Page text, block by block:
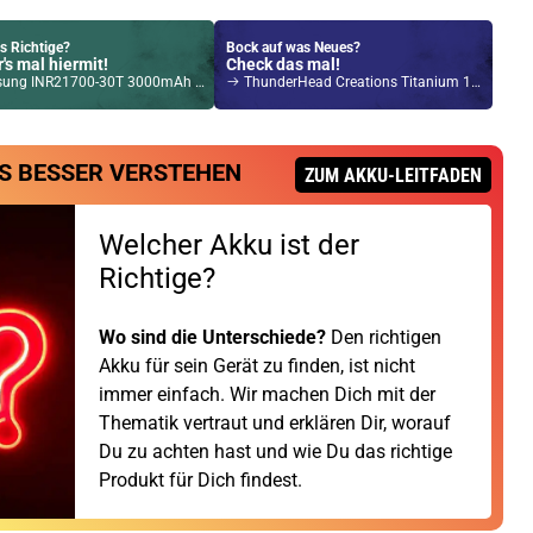
Richtige?
mal hiermit!
INR21700-30T 3000mAh 35A Li-Ion Akku
Bock auf was Neues?
Check das mal!
ThunderHead Creations Titanium 145mm Rod Wire Wickeldraht 20er Pack 28GA
Magico 6,5ml Pod Rot
BESSER VERSTEHEN ZUM AKKU-LEITFADEN
Welcher Akku ist der
Richtige?
Wo sind die Unterschiede?Den richtigen
Akku für sein Gerät zu finden, ist nicht
immer einfach. Wir machen Dich mit der
Thematik vertraut und erklären Dir, worauf
Du zu achten hast und wie Du das richtige
Produkt für Dich findest.